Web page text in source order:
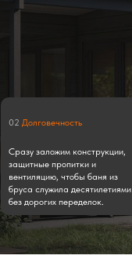
Сразу заложим конструкции,
защитные пропитки и
вентиляцию, чтобы баня из
бруса служила десятилетиями
без дорогих переделок.
02 Долговечность